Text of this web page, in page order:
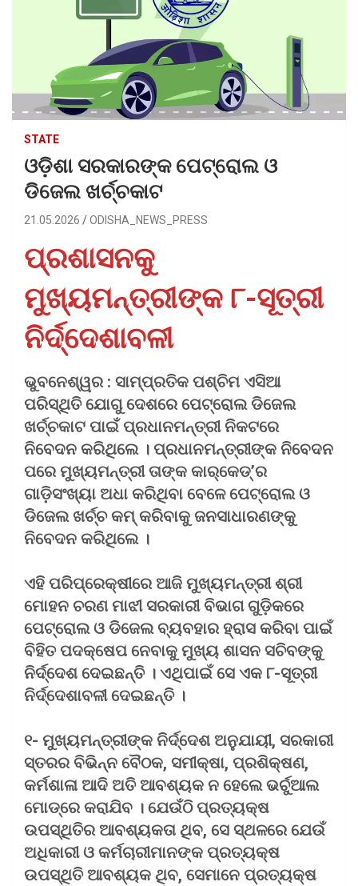
STATE
ଓଡ଼ିଶା ସରକାରଙ୍କ ପେଟ୍ରୋଲ ଓ
ଡିଜେଲ ଖର୍ଚ୍ଚକାଟ
21.05.2026 ODISHA_NEWS_PRESS
ପ୍ରଶାସନକୁ
ମୁଖ୍ୟମନ୍ତ୍ରୀଙ୍କ ୮-ସୂତ୍ରୀ
ନିର୍ଦ୍ଦେଶାବଳୀ
ଭୁବନେଶ୍ୱର : ସାମ୍ପ୍ରତିକ ପଶ୍ଚିମ ଏସିଆ
ପରିସ୍ଥିତି ଯୋଗୁ ଦେଶରେ ପେଟ୍ରୋଲ ଡିଜେଲ
ଖର୍ଚ୍ଚକାଟ ପାଇଁ ପ୍ରଧାନମନ୍ତ୍ରୀ ନିକଟରେ
ନିବେଦନ କରିଥିଲେ । ପ୍ରଧାନମନ୍ତ୍ରୀଙ୍କ ନିବେଦନ
ପରେ ମୁଖ୍ୟମନ୍ତ୍ରୀ ତାଙ୍କ କାର୍‌କେଡ୍‌’ର
ଗାଡ଼ିସଂଖ୍ୟା ଅଧା କରିଥିବା ବେଳେ ପେଟ୍ରୋଲ ଓ
ଡିଜେଲ ଖର୍ଚ୍ଚ କମ୍ କରିବାକୁ ଜନସାଧାରଣଙ୍କୁ
ନିବେଦନ କରିଥିଲେ ।
ଏହି ପରିପ୍ରେକ୍ଷୀରେ ଆଜି ମୁଖ୍ୟମନ୍ତ୍ରୀ ଶ୍ରୀ
ମୋହନ ଚରଣ ମାଝୀ ସରକାରୀ ବିଭାଗ ଗୁଡ଼ିକରେ
ପେଟ୍ରୋଲ ଓ ଡିଜେଲ ବ୍ୟବହାର ହ୍ରାସ କରିବା ପାଇଁ
ବିହିତ ପଦକ୍ଷେପ ନେବାକୁ ମୁଖ୍ୟ ଶାସନ ସଚିବଙ୍କୁ
ନିର୍ଦ୍ଦେଶ ଦେଇଛନ୍ତି । ଏଥିପାଇଁ ସେ ଏକ ୮-ସୂତ୍ରୀ
ନିର୍ଦ୍ଦେଶାବଳୀ ଦେଇଛନ୍ତି ।
୧- ମୁଖ୍ୟମନ୍ତ୍ରୀଙ୍କ ନିର୍ଦ୍ଦେଶ ଅନୁଯାୟୀ, ସରକାରୀ
ସ୍ତରର ବିଭିନ୍ନ ବୈଠକ, ସମୀକ୍ଷା, ପ୍ରଶିକ୍ଷଣ,
କର୍ମଶାଳା ଆଦି ଅତି ଆବଶ୍ୟକ ନ ହେଲେ ଭର୍ଚୁଆଲ
ମୋଡ୍‌ରେ କରାଯିବ । ଯେଉଁଠି ପ୍ରତ୍ୟକ୍ଷ
ଉପସ୍ଥିତିର ଆବଶ୍ୟକତା ଥିବ, ସେ ସ୍ଥଳରେ ଯେଉଁ
ଅଧିକାରୀ ଓ କର୍ମଚାରୀମାନଙ୍କ ପ୍ରତ୍ୟକ୍ଷ
ଉପସ୍ଥିତି ଆବଶ୍ୟକ ଥିବ, ସେମାନେ ପ୍ରତ୍ୟକ୍ଷ